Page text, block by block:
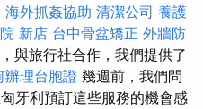
海外抓姦協助 清潔公司 養護
新店 台中骨盆矯正 外牆防
與旅行社合作，我們提供了
辦理台胞證 幾週前，我們問
牙利預訂這些服務的機會感